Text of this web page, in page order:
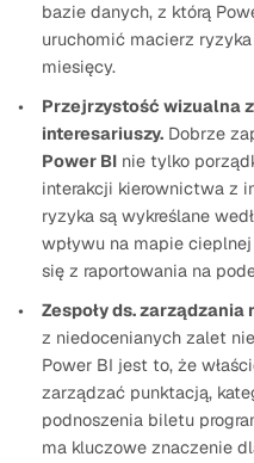
bazie danych, z którą
uruchomić macierz
miesięcy.
Przejrzystość wizualna
interesariuszy. Dobrze
Power BI nie tylko
interakcji kierownictwa z
ryzyka są wykreślane
wpływu na mapie
się z raportowania na
Zespoły ds. zarządzania
z niedocenianych zalet
Power BI jest to, że
zarządzać punktacją,
podnoszenia biletu
ma kluczowe znaczenie